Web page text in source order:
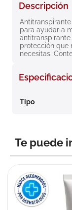
Descripción
para ayudar a
protección que
necesitas.
Tipo
Te puede
roche posay
9. megacistin
10.pañales